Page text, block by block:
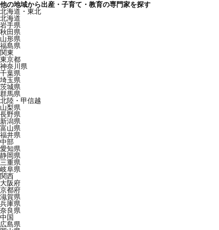
他の地域から出産・子育て・教育の専門家を探す
北海道・東北
北海道
岩手県
秋田県
山形県
福島県
関東
東京都
神奈川県
千葉県
埼玉県
茨城県
群馬県
北陸・甲信越
山梨県
長野県
新潟県
富山県
福井県
中部
愛知県
静岡県
三重県
岐阜県
関西
大阪府
京都府
滋賀県
兵庫県
奈良県
中国
広島県